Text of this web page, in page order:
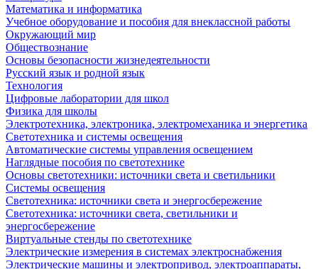
Математика и информатика
Учебное оборудование и пособия для внеклассной работы
Окружающий мир
Обществознание
Основы безопасности жизнедеятельности
Русский язык и родной язык
Технология
Цифровые лаборатории для школ
Физика для школы
Электротехника, электроника, электромеханика и энергетика
Светотехника и системы освещения
Автоматические системы управления освещением
Наглядные пособия по светотехнике
Основы светотехники: источники света и светильники
Системы освещения
Светотехника: источники света и энергосбережение
Светотехника: источники света, светильники и
энергосбережение
Виртуальные стенды по светотехнике
Электрические измерения в системах электроснабжения
Электрические машины и электропривод, электроаппараты,